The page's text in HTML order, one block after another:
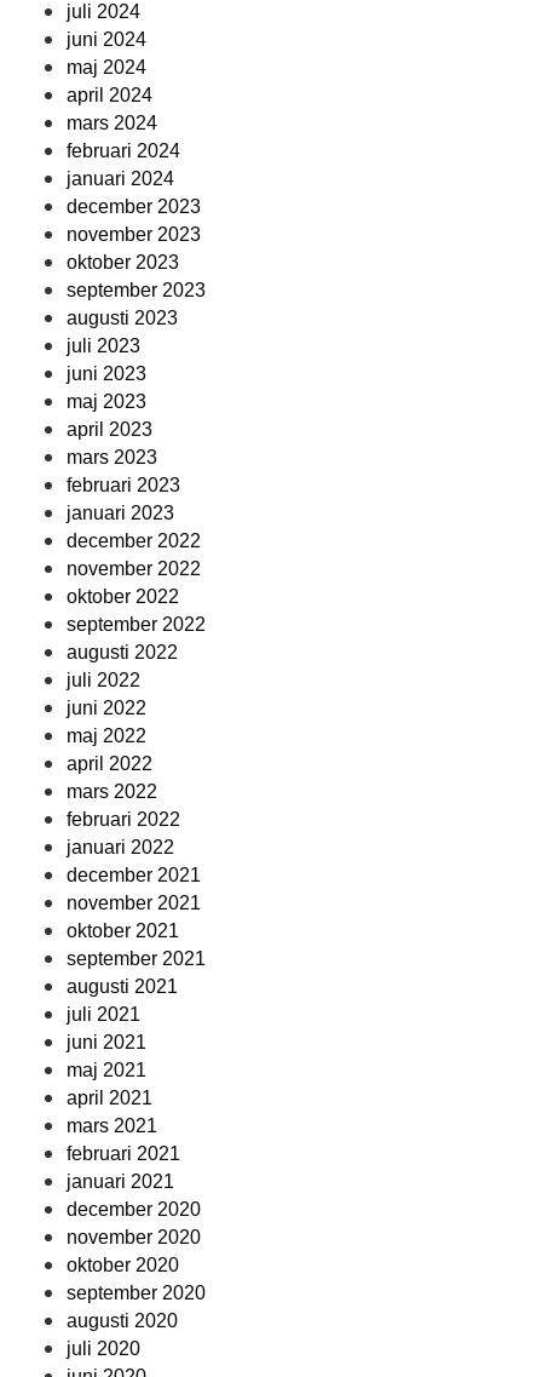
juli 2024
juni 2024
maj 2024
april 2024
mars 2024
februari 2024
januari 2024
december 2023
november 2023
oktober 2023
september 2023
augusti 2023
juli 2023
juni 2023
maj 2023
april 2023
mars 2023
februari 2023
januari 2023
december 2022
november 2022
oktober 2022
september 2022
augusti 2022
juli 2022
juni 2022
maj 2022
april 2022
mars 2022
februari 2022
januari 2022
december 2021
november 2021
oktober 2021
september 2021
augusti 2021
juli 2021
juni 2021
maj 2021
april 2021
mars 2021
februari 2021
januari 2021
december 2020
november 2020
oktober 2020
september 2020
augusti 2020
juli 2020